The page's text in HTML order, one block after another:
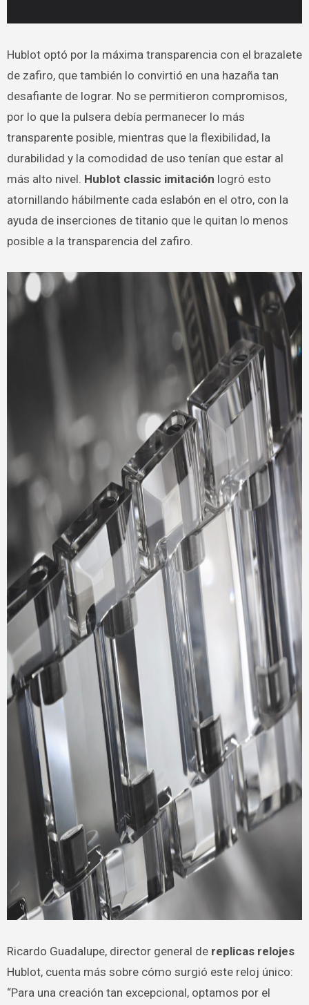
Hublot optó por la máxima transparencia con el brazalete
de zafiro, que también lo convirtió en una hazaña tan
desafiante de lograr. No se permitieron compromisos,
por lo que la pulsera debía permanecer lo más
transparente posible, mientras que la flexibilidad, la
durabilidad y la comodidad de uso tenían que estar al
más alto nivel. Hublot classic imitación logró esto
atornillando hábilmente cada eslabón en el otro, con la
ayuda de inserciones de titanio que le quitan lo menos
posible a la transparencia del zafiro.
Ricardo Guadalupe, director general de replicas relojes
Hublot, cuenta más sobre cómo surgió este reloj único:
“Para una creación tan excepcional, optamos por el